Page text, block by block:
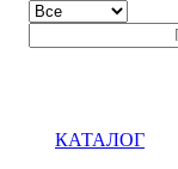
КАТАЛОГ